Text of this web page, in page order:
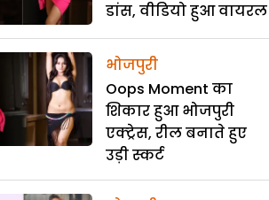
डांस, वीडियो हुआ वायरल
भोजपुरी
Oops Moment का
शिकार हुआ भोजपुरी
एक्ट्रेस, रील बनाते हुए
उड़ी स्कर्ट